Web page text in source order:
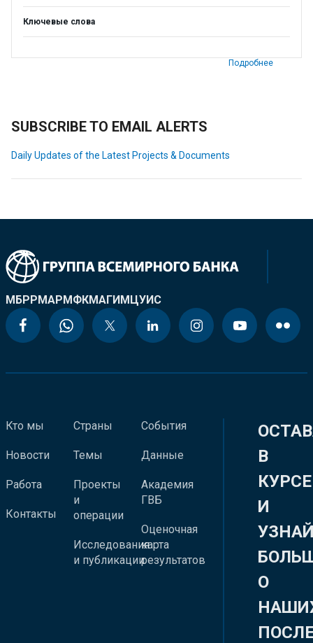
Ключевые слова
Подробнее
SUBSCRIBE TO EMAIL ALERTS
Daily Updates of the Latest Projects & Documents
МБРРМАРМФКМАГИМЦУИС
Кто мы
Новости
Работа
Контакты
Страны
Темы
Проекты
и
операции
Исследования
и публикации
События
Данные
Академия
ГВБ
Оценочная
карта
результатов
В
КУРСЕ
И
О